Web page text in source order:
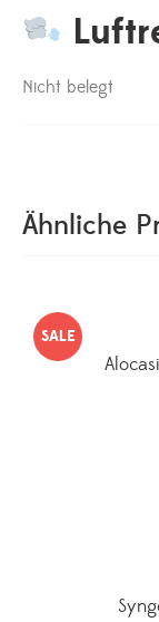
Nicht belegt
Ähnliche
SALE